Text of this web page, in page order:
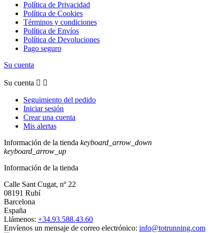
Política de Privacidad
Política de Cookies
Términos y condiciones
Política de Envíos
Política de Devoluciones
Pago seguro
Su cuenta
Su cuenta  
Seguimiento del pedido
Iniciar sesión
Crear una cuenta
Mis alertas
Información de la tienda keyboard_arrow_down
keyboard_arrow_up
Información de la tienda
Calle Sant Cugat, nº 22
08191 Rubí
Barcelona
España
Llámenos: +34.93.588.43.60
Envíenos un mensaje de correo electrónico: info@totrunning.com